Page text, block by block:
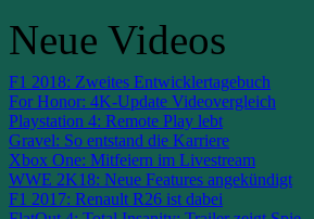
Neue Videos
F1 2018: Zweites Entwicklertagebuch
For Honor: 4K-Update Videovergleich
Playstation 4: Remote Play lebt
Gravel: So entstand die Karriere
Xbox One: Mitfeiern im Livestream
WWE 2K18: Neue Features angekündigt
F1 2017: Renault R26 ist dabei